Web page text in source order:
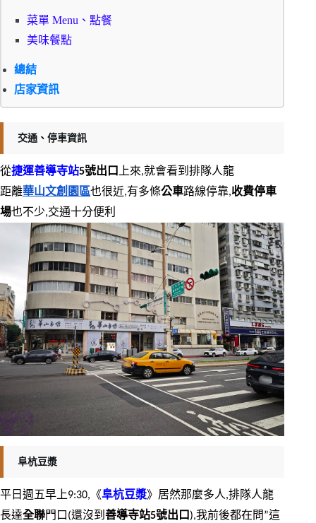
菜單 Menu、點餐
美味餐點
總結
店家資訊
交通、停車資訊
從捷運善導寺站5號出口 上來,就會看到排隊人龍
距離華山文創園區也很近,有多條公車路線停靠,收費停車
場也不少,交通十分便利
阜杭豆漿
平日週五早上9:30,《阜杭豆漿》居然那麼多人,排隊人龍
長達全聯門口(還沒到 善導寺站5號出口 ),我前後都在問”這